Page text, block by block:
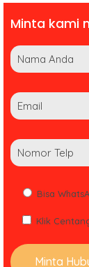
Minta kami
Bisa
Klik